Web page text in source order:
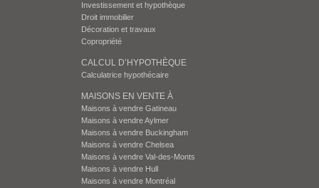
Investissement et hypothèque
Droit immobilier
Décoration et travaux
Copropriété
CALCUL D’HYPOTHÈQUE
Calculatrice hypothécaire
MAISONS EN VENTE À
Maisons à vendre Gatineau
Maisons à vendre Aylmer
Maisons à vendre Buckingham
Maisons à vendre Chelsea
Maisons à vendre Val-des-Monts
Maisons à vendre Hull
Maisons à vendre Montréal